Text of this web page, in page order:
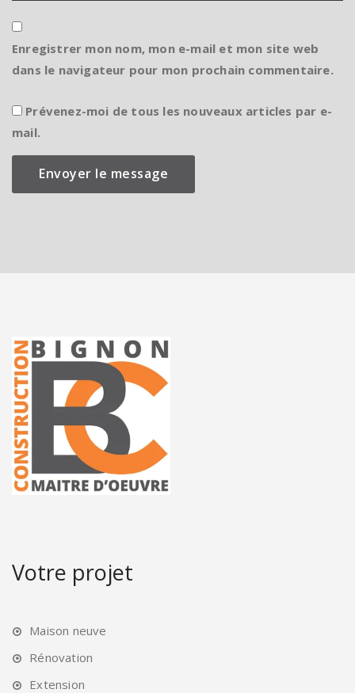
Enregistrer mon nom, mon e-mail et mon site web
dans le navigateur pour mon prochain commentaire.
Prévenez-moi de tous les nouveaux articles par e-
mail.
Votre projet
Maison neuve
Rénovation
Extension